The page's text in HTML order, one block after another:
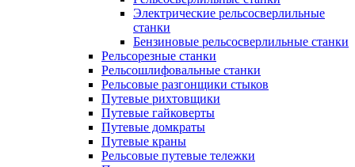
Электрические рельсосверлильные
станки
Бензиновые рельсосверлильные станки
Рельсорезные станки
Рельсошлифовальные станки
Рельсовые разгонщики стыков
Путевые рихтовщики
Путевые гайковерты
Путевые домкраты
Путевые краны
Рельсовые путевые тележки